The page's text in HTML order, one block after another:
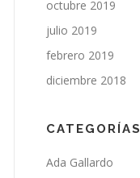
octubre 2019
julio 2019
febrero 2019
diciembre 2018
CATEGORÍAS
Ada Gallardo